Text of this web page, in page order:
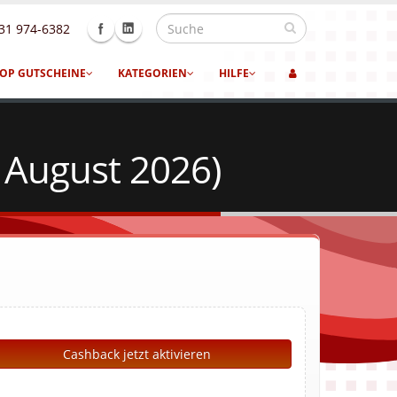
974-6382
GUTSCHEINE KATEGORIEN HILFE
2026)
Cashback jetzt aktivieren